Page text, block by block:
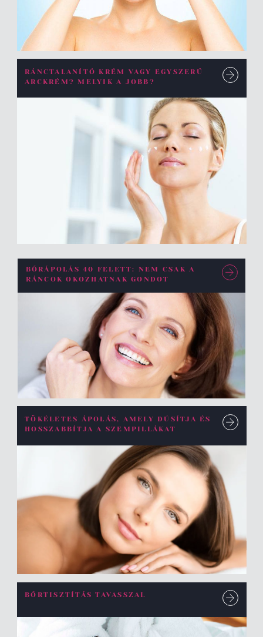
RÁNCTALANÍTÓ KRÉM VAGY EGYSZERŰ
ARCKRÉM? MELYIK A JOBB?
BŐRÁPOLÁS 40 FELETT: NEM CSAK A
RÁNCOK OKOZHATNAK GONDOT
TÖKÉLETES ÁPOLÁS, AMELY DÚSÍTJA ÉS
HOSSZABBÍTJA A SZEMPILLÁKAT
BŐRTISZTÍTÁS TAVASSZAL